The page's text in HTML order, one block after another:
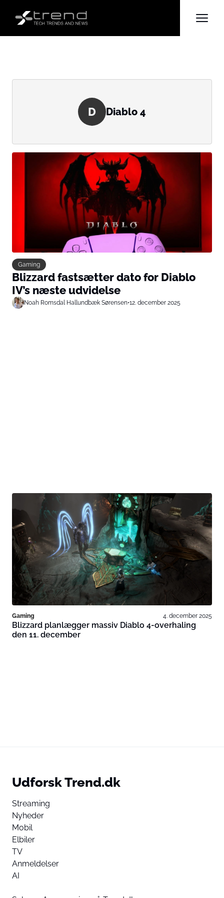
D Diablo 4
Gaming
Blizzard fastsætter dato for Diablo
IV’s næste udvidelse
Noah Romsdal Hallundbæk Sørensen•12. december 2025
Gaming 4. december 2025
Blizzard planlægger massiv Diablo 4-overhaling
den 11. december
Udforsk Trend.dk
Streaming
Nyheder
Mobil
Elbiler
TV
Anmeldelser
AI